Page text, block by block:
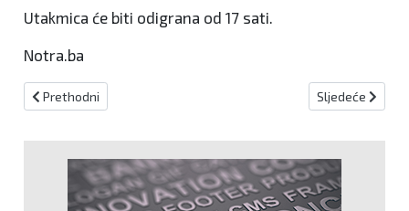
Utakmica će biti odigrana od 17 sati.
Notra.ba
Prethodni članak: Kadeti i juniori Novog Travnika dočekuju Čelik!
Prethodni Sljedeći članak:
Sljedeće